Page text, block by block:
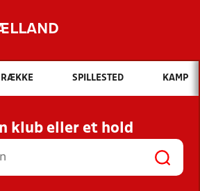
Hvad vil du søge efter?
INDHOLD OG NYHEDER
RESULTATER, KLUBBER OG
HOLD
RÆKKE SPILLESTED KAMP
klub eller et hold